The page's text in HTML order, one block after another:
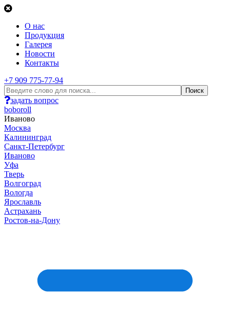
О нас
Продукция
Галерея
Новости
Контакты
+7 909 775-77-94
задать вопрос
boboroll
Иваново
Москва
Калининград
Санкт-Петербург
Иваново
Уфа
Тверь
Волгоград
Вологда
Ярославль
Астрахань
Ростов-на-Дону